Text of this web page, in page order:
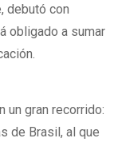
debutó con
obligado a sumar
un gran recorrido:
de Brasil, al que